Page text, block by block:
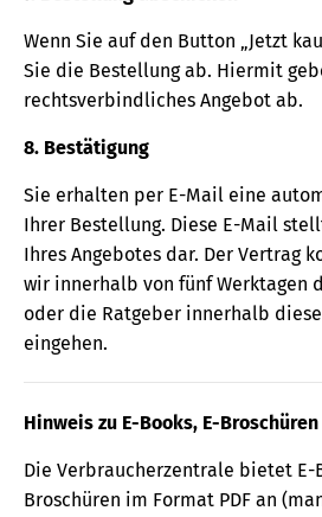
Wenn Sie auf den Button „Jetzt
Sie die Bestellung ab. Hiermit
rechtsverbindliches Angebot ab.
8. Bestätigung
Sie erhalten per E-Mail eine
Ihrer Bestellung. Diese E-Mail
Ihres Angebotes dar. Der Vertrag
wir innerhalb von fünf Werktagen
oder die Ratgeber innerhalb
eingehen.
Hinweis zu E-Books, E-
Die Verbraucherzentrale bietet E-
Broschüren im Format PDF an